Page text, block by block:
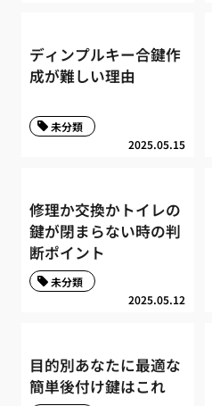
ディンプルキー合鍵作
成が難しい理由
2025.05.15
未分類
修理か交換かトイレの
鍵が閉まらない時の判
断ポイント
2025.05.12
未分類
目的別あなたに最適な
簡単後付け鍵はこれ